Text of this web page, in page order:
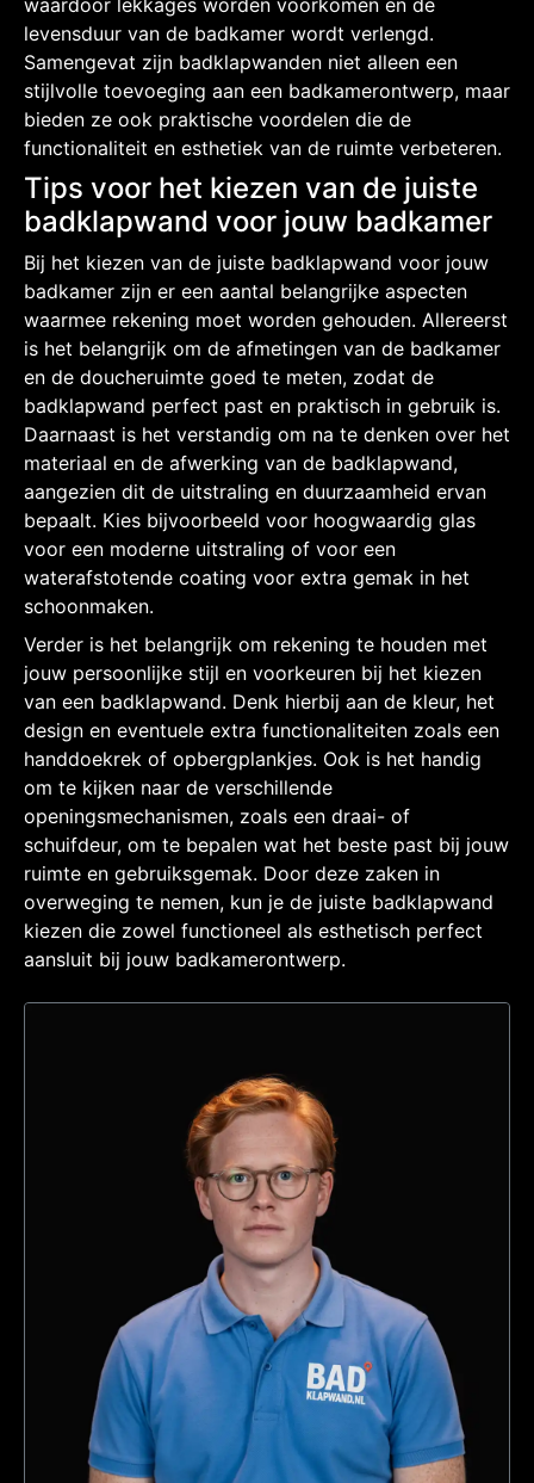
levensduur van de badkamer wordt verlengd.
Samengevat zijn badklapwanden niet alleen een
stijlvolle toevoeging aan een badkamerontwerp, maar
bieden ze ook praktische voordelen die de
functionaliteit en esthetiek van de ruimte verbeteren.
Tips voor het kiezen van de juiste
badklapwand voor jouw badkamer
Bij het kiezen van de juiste badklapwand voor jouw
badkamer zijn er een aantal belangrijke aspecten
waarmee rekening moet worden gehouden. Allereerst
is het belangrijk om de afmetingen van de badkamer
en de doucheruimte goed te meten, zodat de
badklapwand perfect past en praktisch in gebruik is.
Daarnaast is het verstandig om na te denken over het
materiaal en de afwerking van de badklapwand,
aangezien dit de uitstraling en duurzaamheid ervan
bepaalt. Kies bijvoorbeeld voor hoogwaardig glas
voor een moderne uitstraling of voor een
waterafstotende coating voor extra gemak in het
schoonmaken.
Verder is het belangrijk om rekening te houden met
jouw persoonlijke stijl en voorkeuren bij het kiezen
van een badklapwand. Denk hierbij aan de kleur, het
design en eventuele extra functionaliteiten zoals een
handdoekrek of opbergplankjes. Ook is het handig
om te kijken naar de verschillende
openingsmechanismen, zoals een draai- of
schuifdeur, om te bepalen wat het beste past bij jouw
ruimte en gebruiksgemak. Door deze zaken in
overweging te nemen, kun je de juiste badklapwand
kiezen die zowel functioneel als esthetisch perfect
aansluit bij jouw badkamerontwerp.